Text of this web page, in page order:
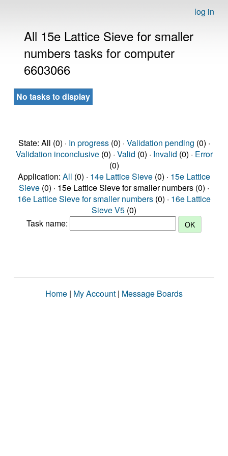
log in
All 15e Lattice Sieve for smaller
numbers tasks for computer
6603066
No tasks to display
State: All (0) · In progress(0) · Validation pending (0) ·
Validation inconclusive(0) · Valid (0) · Invalid (0) · Error
(0)
Application: All (0) · 14e Lattice Sieve (0) · 15e Lattice
Sieve (0) · 15e Lattice Sieve for smaller numbers (0) ·
16e Lattice Sieve for smaller numbers (0) · 16e Lattice
Sieve V5 (0)
Task name:
Home | My Account | Message Boards